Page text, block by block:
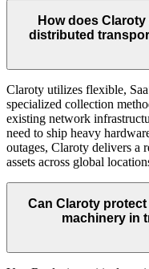
How does
distributed
Claroty utilizes flexible,
specialized collection
existing network
need to ship heavy
outages, Claroty delivers a
assets across global
Can Claroty
machinery in